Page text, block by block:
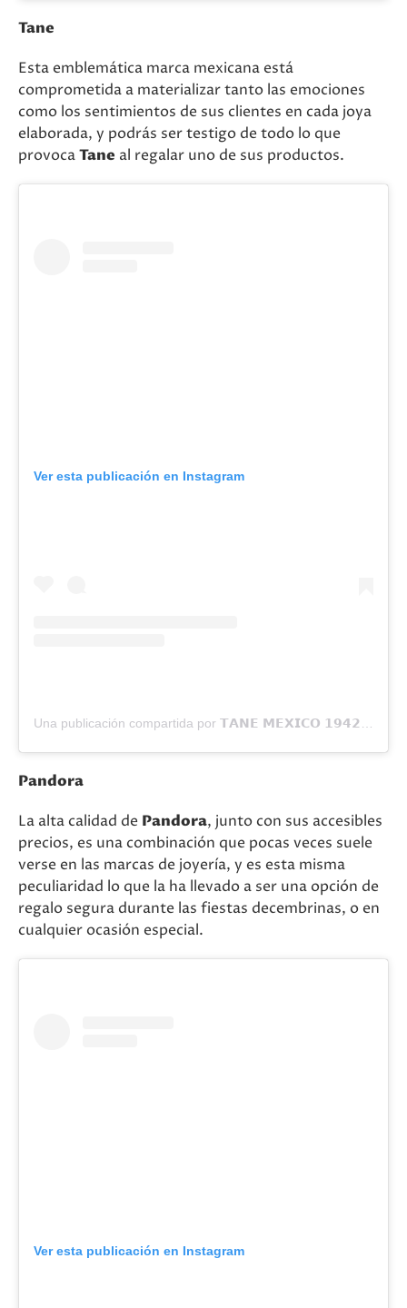
Tane
Esta emblemática marca mexicana está
comprometida a materializar tanto las emociones
como los sentimientos de sus clientes en cada joya
elaborada, y podrás ser testigo de todo lo que
provocaTane al regalar uno de sus productos.
Ver esta publicación en Instagram
Una publicación compartida por 𝗧𝗔𝗡𝗘 𝗠𝗘𝗫𝗜𝗖𝗢 𝟭𝟵𝟰𝟮 (@tane.mx)
Pandora
La alta calidad de Pandora, junto con sus accesibles
precios, es una combinación que pocas veces suele
verse en las marcas de joyería, y es esta misma
peculiaridad lo que la ha llevado a ser una opción de
regalo segura durante las fiestas decembrinas, o en
cualquier ocasión especial.
Ver esta publicación en Instagram